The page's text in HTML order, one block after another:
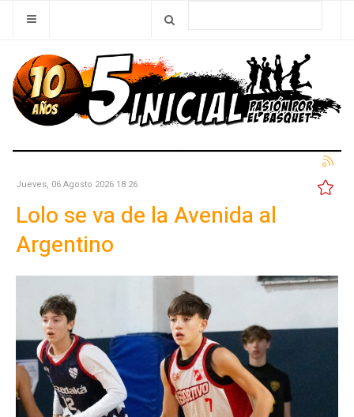
Jueves, 06 Agosto 2026 18:26
Lolo se va de la Avenida al
Argentino